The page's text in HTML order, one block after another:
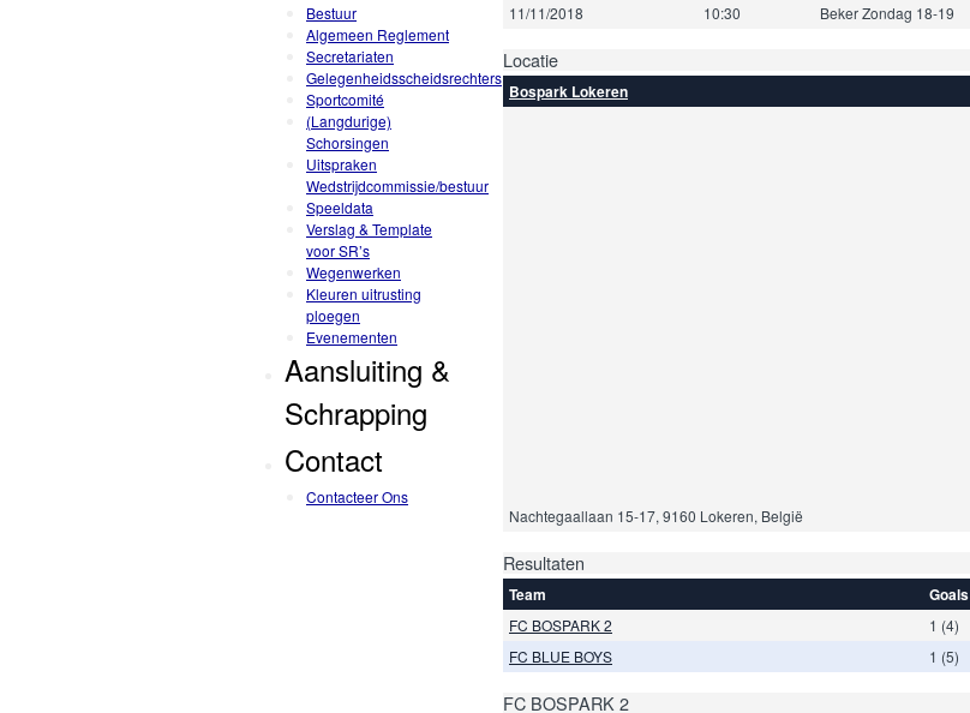
Bestuur
Algemeen Reglement
Secretariaten
Gelegenheidsscheidsrechters
Sportcomité
(Langdurige)
Schorsingen
Uitspraken
Wedstrijdcommissie/bestuur
Speeldata
Verslag & Template
voor SR’s
Wegenwerken
Kleuren uitrusting
ploegen
Evenementen
Aansluiting &
Schrapping
Contact
Contacteer Ons
11/11/2018 10:30 Beker Zondag 18-19
Locatie
Bospark Lokeren
Nachtegaallaan 15-17, 9160 Lokeren, België
Resultaten
Team Goals
FC BOSPARK 2 1 (4)
FC BLUE BOYS
1 (5)
FC BOSPARK 2